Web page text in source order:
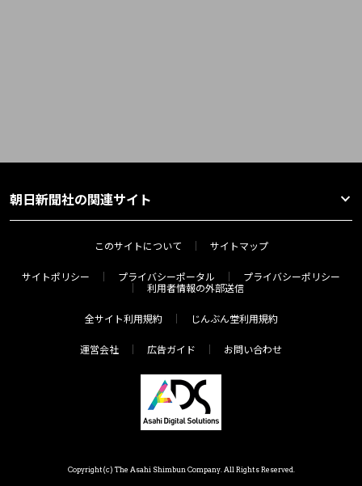
朝日新聞社の関連サイト
このサイトについて サイトマップ
サイトポリシー プライバシーポータル
プライバシーポリシー
利用者情報の外部送信
全サイト利用規約 じんぶん堂利用規約
運営会社 広告ガイド お問い合わせ
Copyright(c) The Asahi Shimbun Company. All Rights Reserved.